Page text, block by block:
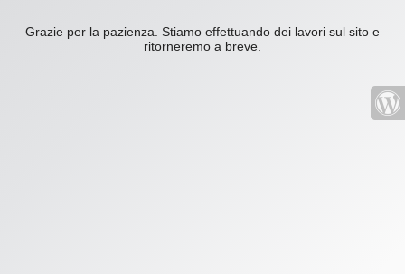
Grazie per la pazienza. Stiamo effettuando dei lavori sul sito e
ritorneremo a breve.